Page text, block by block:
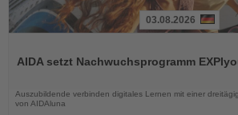
die
03.08.2026
AIDA setzt Nachwuchsprogramm
Auszubildende verbinden digitales Lernen mit einer
von AIDAluna